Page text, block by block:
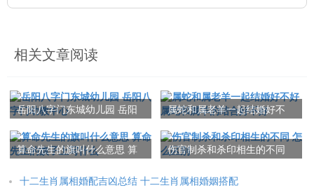
相关文章阅读
岳阳八字门东城幼儿园 岳阳
属蛇和属老羊一起结婚好不
算命先生的旗叫什么意思 算
伤官制杀和杀印相生的不同
十二生肖属相婚配吉凶总结 十二生肖属相婚姻搭配